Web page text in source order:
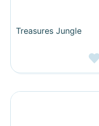
Treasures Jungle